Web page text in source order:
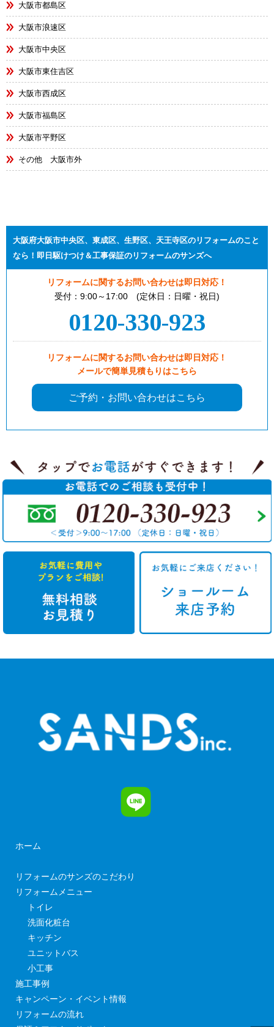
大阪市都島区
大阪市浪速区
大阪市中央区
大阪市東住吉区
大阪市西成区
大阪市福島区
大阪市平野区
その他 大阪市外
大阪府大阪市中央区、東成区、生野区、天王寺区のリフォームのこと
なら！即日駆けつけ＆工事保証のリフォームのサンズへ
リフォームに関するお問い合わせは即日対応！
受付：9:00～17:00 (定休日：日曜・祝日)
0120-330-923
リフォームに関するお問い合わせは即日対応！
メールで簡単見積もりはこちら
ご予約・お問い合わせはこちら
ホーム
リフォームのサンズのこだわり
リフォームメニュー
トイレ
洗面化粧台
キッチン
ユニットバス
小工事
施工事例
キャンペーン・イベント情報
リフォームの流れ